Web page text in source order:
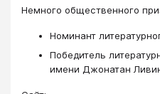
Немного общественного
Номинант
Победитель
имени Джонатан